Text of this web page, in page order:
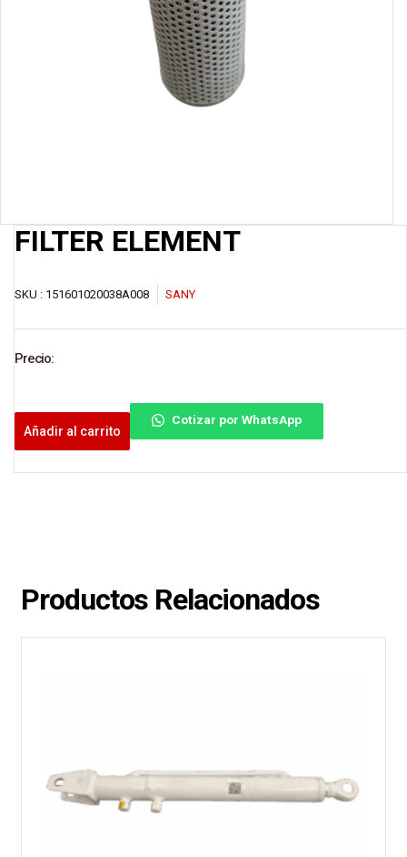
FILTER ELEMENT
SKU : 151601020038A008 SANY
Precio:
Añadir al carrito
Cotizar por WhatsApp
Productos Relacionados